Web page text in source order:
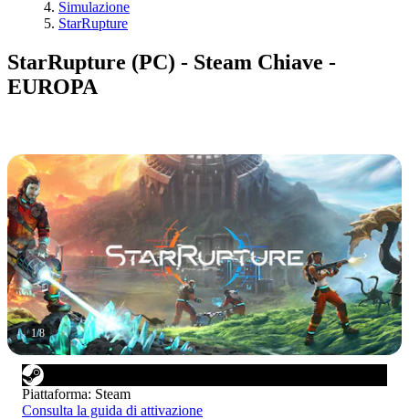
Simulazione
StarRupture
StarRupture (PC) - Steam Chiave -
EUROPA
1/8
Piattaforma: Steam
Consulta la guida di attivazione